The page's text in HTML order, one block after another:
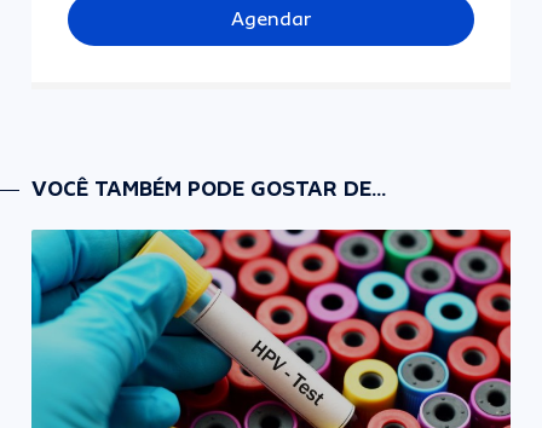
Agendar
VOCÊ TAMBÉM PODE GOSTAR DE...